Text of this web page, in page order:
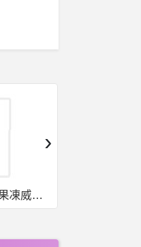
台灣現貨，泰國果凍. 一盒7包7種口味
›